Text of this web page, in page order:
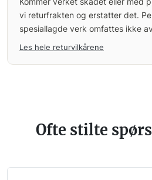
vi returfrakten og erstatter det.
spesiallagde verk omfattes ikke
Les hele returvilkårene
Ofte stilte